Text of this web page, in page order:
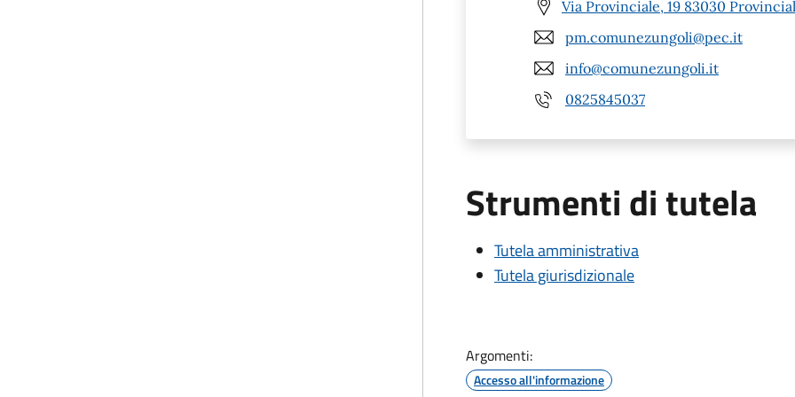
Via Provinciale, 19 83030
pm.comunezungoli@pec.it
info@comunezungoli.it
0825845037
Strumenti di tutela
Tutela amministrativa
Tutela giurisdizionale
Argomenti:
Accesso all'informazione